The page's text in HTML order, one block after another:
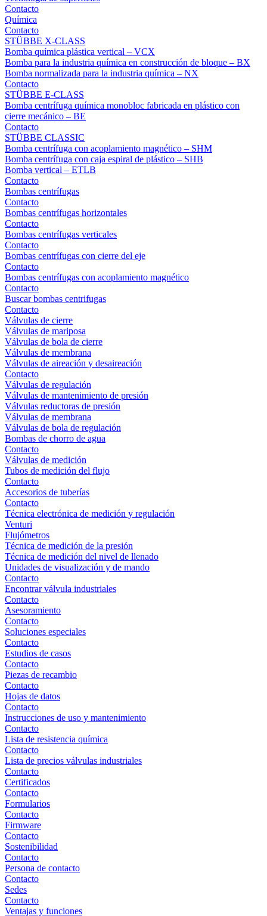
Contacto
Química
Contacto
STÜBBE X-CLASS
Bomba química plástica vertical – VCX
Bomba para la industria química en construcción de bloque – BX
Bomba normalizada para la industria química – NX
Contacto
STÜBBE E-CLASS
Bomba centrífuga química monobloc fabricada en plástico con
cierre mecánico – BE
Contacto
STÜBBE CLASSIC
Bomba centrífuga con acoplamiento magnético – SHM
Bomba centrífuga con caja espiral de plástico – SHB
Bomba vertical – ETLB
Contacto
Bombas centrífugas
Contacto
Bombas centrífugas horizontales
Contacto
Bombas centrífugas verticales
Contacto
Bombas centrífugas con cierre del eje
Contacto
Bombas centrífugas con acoplamiento magnético
Contacto
Buscar bombas centrifugas
Contacto
Válvulas de cierre
Válvulas de mariposa
Válvulas de bola de cierre
Válvulas de membrana
Válvulas de aireación y desaireación
Contacto
Válvulas de regulación
Válvulas de mantenimiento de presión
Válvulas reductoras de presión
Válvulas de membrana
Válvulas de bola de regulación
Bombas de chorro de agua
Contacto
Válvulas de medición
Tubos de medición del flujo
Contacto
Accesorios de tuberías
Contacto
Técnica electrónica de medición y regulación
Venturi
Flujómetros
Técnica de medición de la presión
Técnica de medición del nivel de llenado
Unidades de visualización y de mando
Contacto
Encontrar válvula industriales
Contacto
Asesoramiento
Contacto
Soluciones especiales
Contacto
Estudios de casos
Contacto
Piezas de recambio
Contacto
Hojas de datos
Contacto
Instrucciones de uso y mantenimiento
Contacto
Lista de resistencia química
Contacto
Lista de precios válvulas industriales
Contacto
Certificados
Contacto
Formularios
Contacto
Firmware
Contacto
Sostenibilidad
Contacto
Persona de contacto
Contacto
Sedes
Contacto
Ventajas y funciones